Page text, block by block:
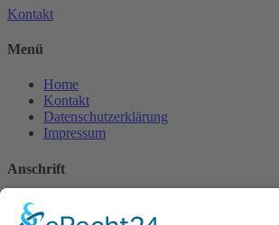
Kontakt
Menü
Home
Kontakt
Datenschutzerklärung
Impressum
Anschrift
Hottmann GmbH